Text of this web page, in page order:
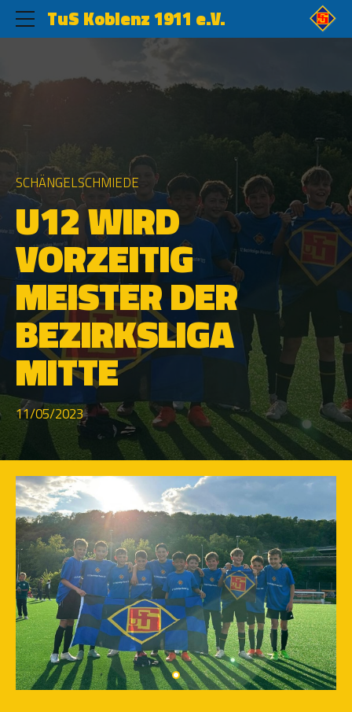
TuS Koblenz 1911 e.V.
SCHÄNGELSCHMIEDE
U12 WIRD
VORZEITIG
MEISTER DER
BEZIRKSLIGA
MITTE
11/05/2023